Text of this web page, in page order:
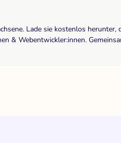
Lade sie kostenlos
& Webentwickler:innen.